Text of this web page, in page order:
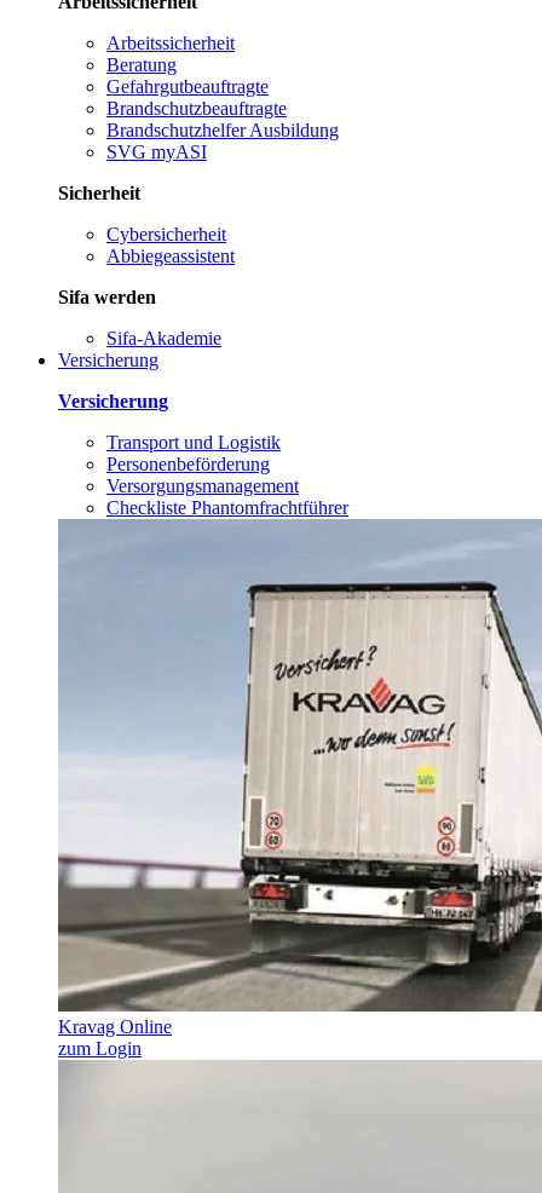
Arbeitssicherheit
Beratung
Gefahrgutbeauftragte
Brandschutzbeauftragte
Brandschutzhelfer Ausbildung
SVG myASI
Sicherheit
Cybersicherheit
Abbiegeassistent
Sifa werden
Sifa-Akademie
Versicherung
Versicherung
Transport und Logistik
Personenbeförderung
Versorgungsmanagement
Checkliste Phantomfrachtführer
Kravag Online
zum Login